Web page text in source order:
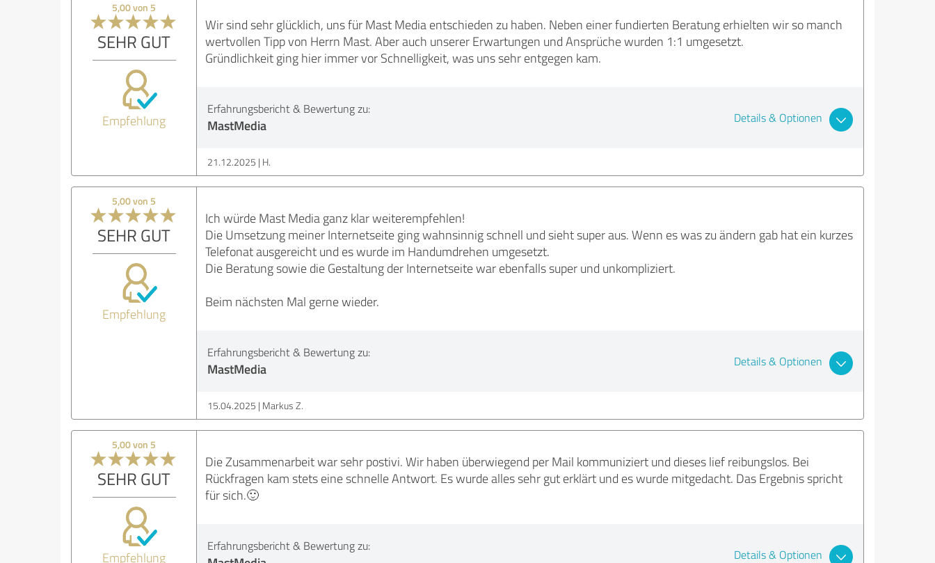
5,00 von 5
SEHR GUT
Empfehlung
Wir sind sehr glücklich, uns für Mast Media entschieden zu haben. Neben einer fundierten Beratung erhielten wir so manch
wertvollen Tipp von Herrn Mast. Aber auch unserer Erwartungen und Ansprüche wurden 1:1 umgesetzt.
Gründlichkeit ging hier immer vor Schnelligkeit, was uns sehr entgegen kam.
Erfahrungsbericht & Bewertung zu:
MastMedia Details & Optionen
21.12.2025 H.
5,00 von 5
SEHR GUT
Empfehlung
Ich würde Mast Media ganz klar weiterempfehlen!
Die Umsetzung meiner Internetseite ging wahnsinnig schnell und sieht super aus. Wenn es was zu ändern gab hat ein kurzes
Telefonat ausgereicht und es wurde im Handumdrehen umgesetzt.
Die Beratung sowie die Gestaltung der Internetseite war ebenfalls super und unkompliziert.
Beim nächsten Mal gerne wieder.
Erfahrungsbericht & Bewertung zu:
MastMedia Details & Optionen
15.04.2025 Markus Z.
5,00 von 5
SEHR GUT
Empfehlung
Die Zusammenarbeit war sehr postivi. Wir haben überwiegend per Mail kommuniziert und dieses lief reibungslos. Bei
Rückfragen kam stets eine schnelle Antwort. Es wurde alles sehr gut erklärt und es wurde mitgedacht. Das Ergebnis spricht
für sich.🙂
Erfahrungsbericht & Bewertung zu:
Details & Optionen